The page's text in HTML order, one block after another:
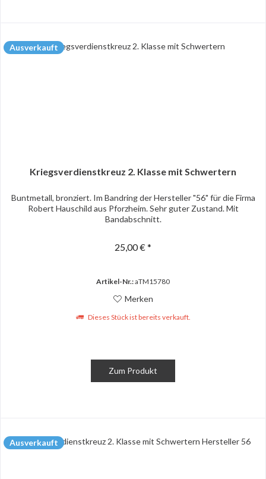
Ausverkauft
Kriegsverdienstkreuz 2. Klasse mit Schwertern
Buntmetall, bronziert. Im Bandring der Hersteller "56" für die Firma
Robert Hauschild aus Pforzheim. Sehr guter Zustand. Mit
Bandabschnitt.
25,00 € *
Artikel-Nr.:aTM15780
Merken
Dieses Stück ist bereits verkauft.
Zum Produkt
Ausverkauft